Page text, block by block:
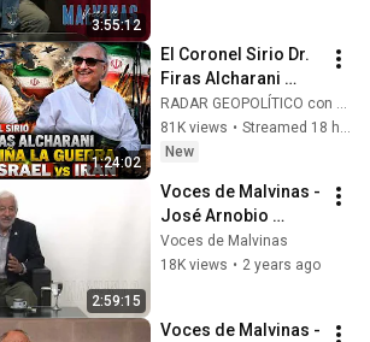
3:55:12
1:24:02
El Coronel Sirio Dr.
Firas Alcharani
Escudriña la Guerra
de EU/Israel vs Irán
con Dr Alfredo
RADAR GEOPOLÍTICO con Alfredo Jalife
81K views •
Streamed 18 hours ago
New
2:59:15
Voces de Malvinas -
José Arnobio
Vercesi
Voces de Malvinas
18K views • 2 years ago
Voces de Malvinas -